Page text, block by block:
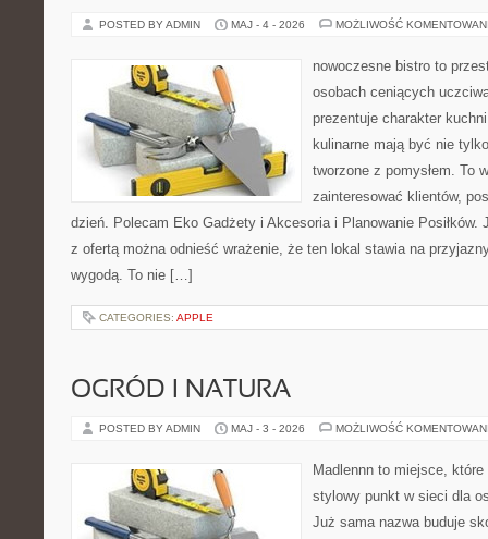
POSTED BY ADMIN MAJ - 4 - 2026 MOŻLIWOŚĆ
nowoczesne bistro to
osobach ceniących
prezentuje charakter
kulinarne mają być nie
tworzone z pomysłem. To
zainteresować klientów,
dzień. Polecam Eko Gadżety i Akcesoria i Planowanie Posiłków.
z ofertą można odnieść wrażenie, że ten lokal stawia na
wygodą. To nie […]
CATEGORIES: APPLE
OGRÓD I NATURA
POSTED BY ADMIN MAJ - 3 - 2026 MOŻLIWOŚĆ
Madlennn to miejsce,
stylowy punkt w sieci dla
Już sama nazwa buduje